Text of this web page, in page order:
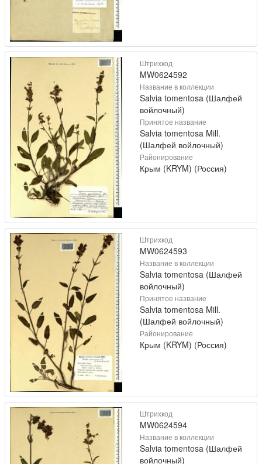
Штрихкод
MW0624592
Название в коллекции
Salvia tomentosa (Шалфей
войлочный)
Принятое название
Salvia tomentosa Mill.
(Шалфей войлочный)
Районирование
Крым (KRYM) (Россия)
Штрихкод
MW0624593
Название в коллекции
Salvia tomentosa (Шалфей
войлочный)
Принятое название
Salvia tomentosa Mill.
(Шалфей войлочный)
Районирование
Крым (KRYM) (Россия)
Штрихкод
MW0624594
Название в коллекции
Salvia tomentosa (Шалфей
войлочный)